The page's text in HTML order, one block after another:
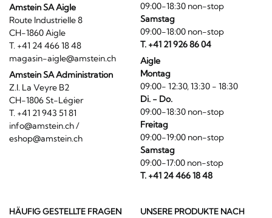
Amstein SA Aigle
Route Industrielle 8
CH-1860 Aigle
T. +41 24 466 18 48
magasin-aigle@amstein.ch
Amstein SA Administration
Z.I. La Veyre B2
CH-1806 St-Légier
T. +41 21 943 51 81
info@amstein.ch/
eshop@amstein.ch
09:00-18:30 non-stop
Samstag
09:00-18:00 non-stop
T. +41 21 926 86 04
Aigle
Montag
09:00- 12:30, 13:30 - 18:30
Di. - Do.
09:00-18:30 non-stop
Freitag
09:00-19:00 non-stop
Samstag
09:00-17:00 non-stop
T. +41 24 466 18 48
HÄUFIG GESTELLTE FRAGEN
UNSERE PRODUKTE NACH